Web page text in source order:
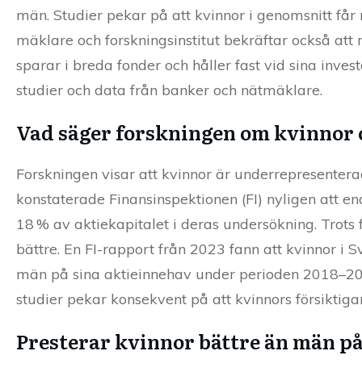
män. Studier pekar på att kvinnor i genomsnitt
mäklare och forskningsinstitut bekräftar också
sparar i breda fonder och håller fast vid sina
studier och data från banker och nätmäklare.
Vad säger forskningen om kvinnor
Forskningen visar att kvinnor är
konstaterade Finansinspektionen (FI) nyligen att
18 % av aktiekapitalet i deras undersökning.
bättre. En FI-rapport från 2023 fann att kvinnor i
män på sina aktieinnehav under perioden
studier pekar konsekvent på att kvinnors
Presterar kvinnor bättre än män